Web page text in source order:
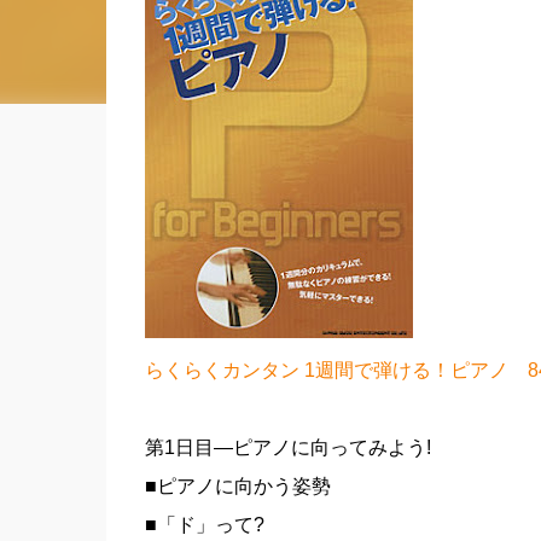
らくらくカンタン 1週間で弾ける！ピアノ
第1日目―ピアノに向ってみよう!
■ピアノに向かう姿勢
■「ド」って?